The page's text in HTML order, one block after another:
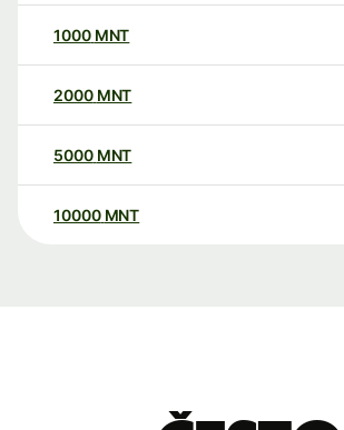
1000 MNT
2000 MNT
5000 MNT
10000 MNT